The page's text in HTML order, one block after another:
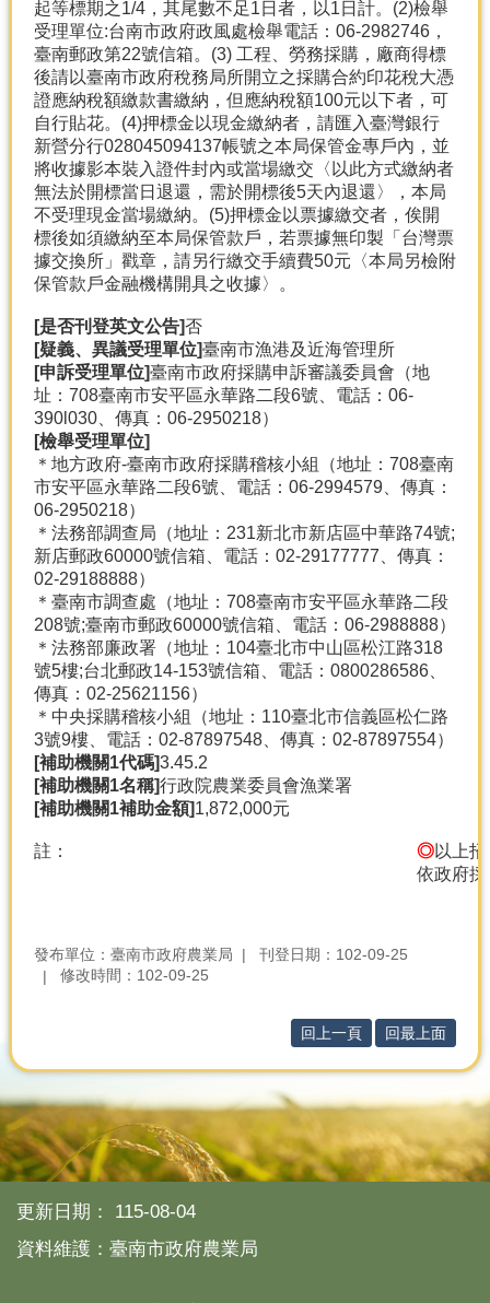
起等標期之1/4，其尾數不足1日者，以1日計。(2)檢舉
受理單位:台南市政府政風處檢舉電話：06-2982746，
臺南郵政第22號信箱。(3) 工程、勞務採購，廠商得標
後請以臺南市政府稅務局所開立之採購合約印花稅大憑
證應納稅額繳款書繳納，但應納稅額100元以下者，可
自行貼花。(4)押標金以現金繳納者，請匯入臺灣銀行
新營分行028045094137帳號之本局保管金專戶內，並
將收據影本裝入證件封內或當場繳交〈以此方式繳納者
無法於開標當日退還，需於開標後5天內退還〉，本局
不受理現金當場繳納。(5)押標金以票據繳交者，俟開
標後如須繳納至本局保管款戶，若票據無印製「台灣票
據交換所」戳章，請另行繳交手續費50元〈本局另檢附
保管款戶金融機構開具之收據〉。
[是否刊登英文公告]否
[疑義、異議受理單位]臺南市漁港及近海管理所
[申訴受理單位]臺南市政府採購申訴審議委員會（地
址：708臺南市安平區永華路二段6號、電話：06-
390l030、傳真：06-2950218）
[檢舉受理單位]
＊地方政府-臺南市政府採購稽核小組（地址：708臺南
市安平區永華路二段6號、電話：06-2994579、傳真：
06-2950218）
＊法務部調查局（地址：231新北市新店區中華路74號;
新店郵政60000號信箱、電話：02-29177777、傳真：
02-29188888）
＊臺南市調查處（地址：708臺南市安平區永華路二段
208號;臺南市郵政60000號信箱、電話：06-2988888）
＊法務部廉政署（地址：104臺北市中山區松江路318
號5樓;台北郵政14-153號信箱、電話：0800286586、
傳真：02-25621156）
＊中央採購稽核小組（地址：110臺北市信義區松仁路
3號9樓、電話：02-87897548、傳真：02-87897554）
[補助機關1代碼]3.45.2
[補助機關1名稱]行政院農業委員會漁業署
[補助機關1補助金額]1,872,000元
註： ◎以上
依政府
發布單位：臺南市政府農業局
刊登日期：102-09-25
修改時間：102-09-25
回上一頁 回最上面
更新日期：
115-08-04
資料維護：臺南市政府農業局